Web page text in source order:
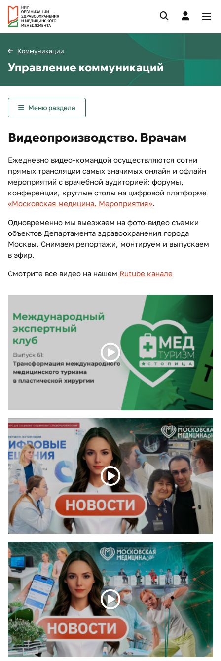
Коммуникации
Управление коммуникаций
Меню раздела
Видеопроизводство. Врачам
Ежедневно видео-командой осуществляются сотни
прямых трансляции самых значимых онлайн и офлайн
мероприятий с врачебной аудиторией: форумы,
конференции, круглые столы на цифровой платформе
«Московская медицина. Мероприятия»
Одновременно мы выезжаем на фото-видео съемки
объектов Департамента здравоохранения города
Москвы. Снимаем репортажи, монтируем и выпускаем
в эфир.
Смотрите все видео на нашем Rutube канале